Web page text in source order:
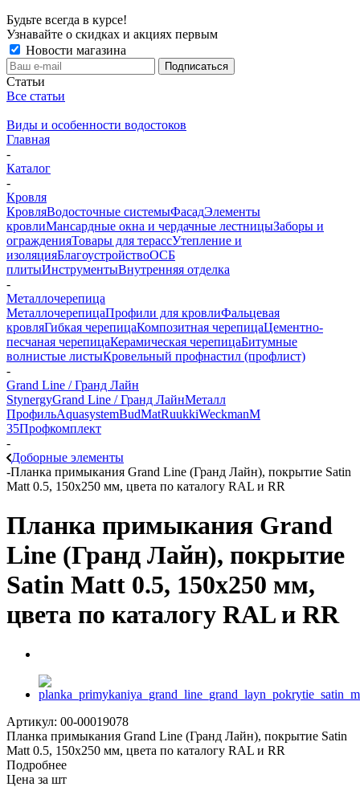
Будьте всегда в курсе!
Узнавайте о скидках и акциях первым
Новости магазина
Статьи
Все статьи
Виды и особенности водостоков
Главная
-
Каталог
-
Кровля
КровляВодосточные системыФасадЭлементы
кровлиМансардные окна и чердачные лестницыЗаборы и
огражденияТовары для терассУтепление и
изоляцияБлагоустройствоОСБ
плитыИнструментыВнутренняя отделка
-
Металлочерепица
МеталлочерепицаПрофили для кровлиФальцевая
кровляГибкая черепицаКомпозитная черепицаЦементно-
песчаная черепицаКерамическая черепицаБитумные
волнистые листыКровельный профнастил (профлист)
-
Grand Line / Гранд Лайн
StynergyGrand Line / Гранд ЛайнМеталл
ПрофильAquasystemBudMatRuukkiWeckmanМ
35Профкомплект
-
Доборные элементы
-Планка примыкания Grand Line (Гранд Лайн), покрытие Satin
Matt 0.5, 150х250 мм, цвета по каталогу RAL и RR
Планка примыкания Grand
Line (Гранд Лайн), покрытие
Satin Matt 0.5, 150х250 мм,
цвета по каталогу RAL и RR
Артикул: 00-00019078
Планка примыкания Grand Line (Гранд Лайн), покрытие Satin
Matt 0.5, 150х250 мм, цвета по каталогу RAL и RR
Подробнее
Цена за шт